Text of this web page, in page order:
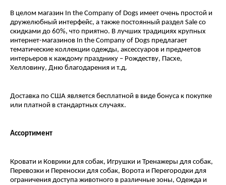
В целом магазин In the Company of Dogs имеет очень простой и
дружелюбный интерфейс, а также постоянный раздел Sale со
скидками до 60%, что приятно. В лучших традициях крупных
интернет-магазинов In the Company of Dogs предлагает
тематические коллекции одежды, аксессуаров и предметов
интерьеров к каждому празднику – Рождеству, Пасхе,
Хелловину, Дню благодарения и т.д.
Доставка по США является бесплатной в виде бонуса к покупке
или платной в стандартных случаях.
Ассортимент
Кровати и Коврики для собак, Игрушки и Тренажеры для собак,
Перевозки и Переноски для собак, Ворота и Перегородки для
ограничения доступа животного в различные зоны, Одежда и